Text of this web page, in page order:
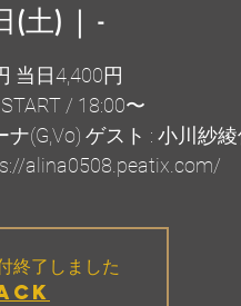
(土)
  |
-
当日4,400円
/ 18:00〜
(G,Vo) ゲスト : 小川紗綾
alina0508.peatix.com/
終了しました